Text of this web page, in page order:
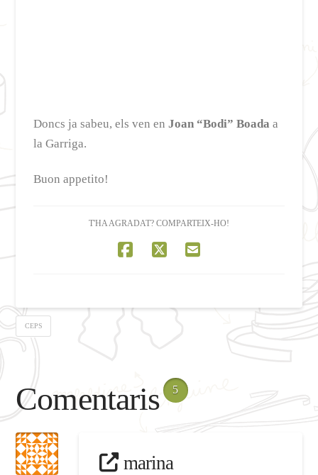
Doncs ja sabeu, els ven enJoan “Bodi” Boada a
la Garriga.
Buon appetito!
T'HA AGRADAT? COMPARTEIX-HO!
CEPS
Comentaris 5
marina